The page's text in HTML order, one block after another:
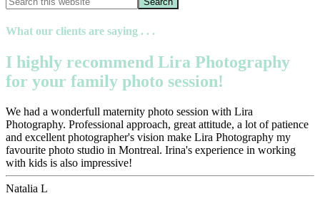
What our clients are saying . . .
I highly recommend Lira Photography
for your family photo session!
We had a wonderfull maternity photo session with Lira
Photography. Professional approach, great attitude, a lot of patience
and excellent photographer's vision make Lira Photography my
favourite photo studio in Montreal. Irina's experience in working
with kids is also impressive!
Natalia L